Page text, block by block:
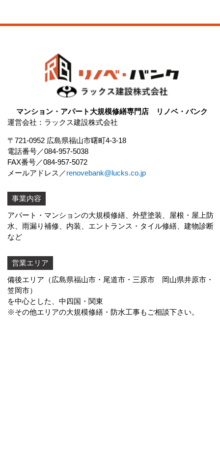
マンション・アパート大規模修繕専門店 リノベ・バンク
運営会社：ラックス建設株式会社
〒721-0952 広島県福山市曙町4-3-18
電話番号
084-957-5038
FAX番号
084-957-5072
メールアドレス
renovebank@lucks.co.jp
事業内容
アパート・マンションの大規模修繕、外壁塗装、屋根・屋上防
水、雨漏り補修、内装、エントランス・タイル修繕、建物診断
など
営業エリア
備後エリア（広島県福山市・尾道市・三原市 岡山県井原市・
笠岡市）
を中心とした、中四国・関東
※その他エリアの大規模修繕・防水工事もご相談下さい。